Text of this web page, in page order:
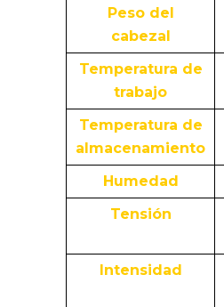
Peso del
cabezal
Temperatura de
trabajo
Temperatura de
almacenamiento
Humedad
Tensión
Intensidad